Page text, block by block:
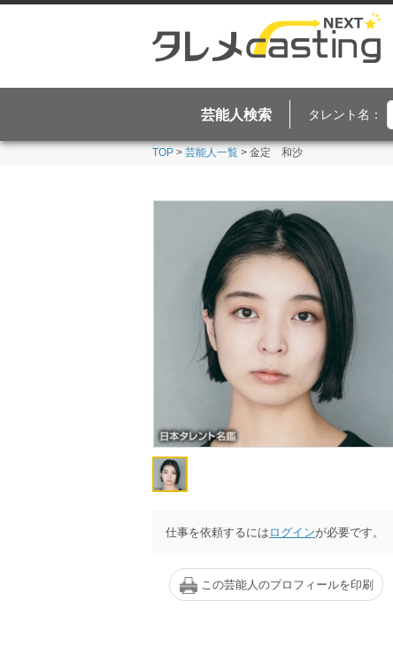
芸能人検索 タレント名：
TOP > 芸能人一覧 > 金定 和沙
仕事を依頼するには ログインが必要です。
この芸能人のプロフィールを印刷